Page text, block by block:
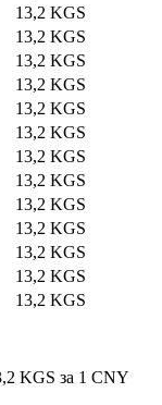
13,2 KGS
13,2 KGS
13,2 KGS
13,2 KGS
13,2 KGS
13,2 KGS
13,2 KGS
13,2 KGS
13,2 KGS
13,2 KGS
13,2 KGS
13,2 KGS
13,2 KGS
KGS за 1 CNY